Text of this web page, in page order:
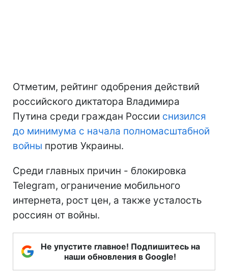
Отметим, рейтинг одобрения действий
российского диктатора Владимира
Путина среди граждан России снизился
до минимума с начала полномасштабной
войны против Украины.
Среди главных причин - блокировка
Telegram, ограничение мобильного
интернета, рост цен, а также усталость
россиян от войны.
Не упустите главное! Подпишитесь на
наши обновления в Google!